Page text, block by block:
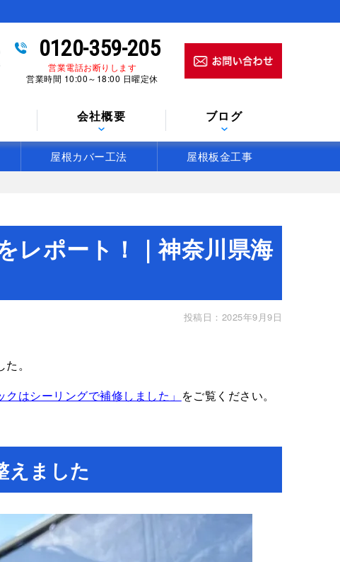
0120-359-205
営業電話お断りします
営業時間 10:00～18:00 日曜定休
会社概要 ブログ
屋根カバー工法 屋根板金工事
レポート！｜神奈川県海
投稿日：2025年9月9日
。
はシーリングで補修しました」 をご覧ください。
えました